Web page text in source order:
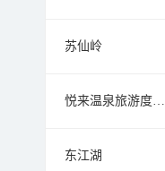
苏仙岭
悦来温泉旅游度假山庄
东江湖